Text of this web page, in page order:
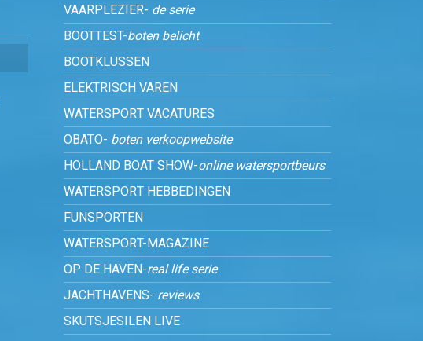
VAARPLEZIER- de serie
BOOTTEST-boten belicht
BOOTKLUSSEN
ELEKTRISCH VAREN
WATERSPORT VACATURES
OBATO- boten verkoopwebsite
HOLLAND BOAT SHOW-online watersportbeurs
WATERSPORT HEBBEDINGEN
FUNSPORTEN
WATERSPORT-MAGAZINE
OP DE HAVEN-real life serie
JACHTHAVENS- reviews
SKUTSJESILEN LIVE